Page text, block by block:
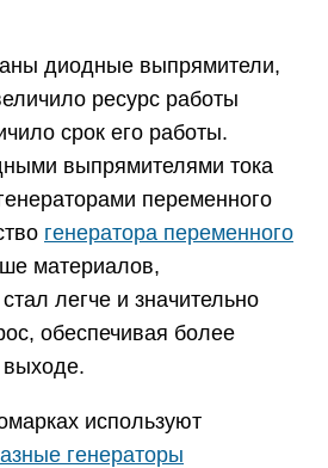
диодные выпрямители,
ресурс работы
срок его работы.
выпрямителями тока
переменного
генератора переменного
материалов,
легче и значительно
обеспечивая более
выходе.
используют
генераторы